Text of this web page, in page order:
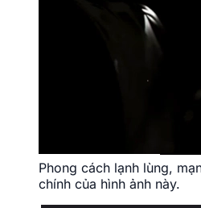
Phong cách lạnh lùng,
chính của hình ảnh này.